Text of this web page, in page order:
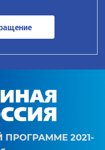
2021-